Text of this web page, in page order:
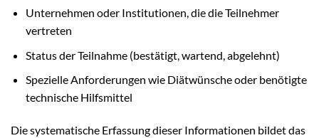
Unternehmen oder Institutionen, die die Teilnehmer
vertreten
Status der Teilnahme (bestätigt, wartend, abgelehnt)
Spezielle Anforderungen wie Diätwünsche oder benötigte
technische Hilfsmittel
Die systematische Erfassung dieser Informationen bildet das